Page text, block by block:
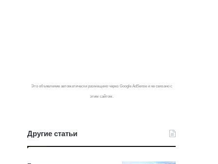
Это объявление автоматически размещено через Google AdSense и не связано с
этим сайтом.
Другие статьи